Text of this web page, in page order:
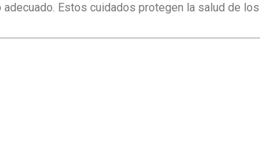
Estos cuidados protegen la salud de